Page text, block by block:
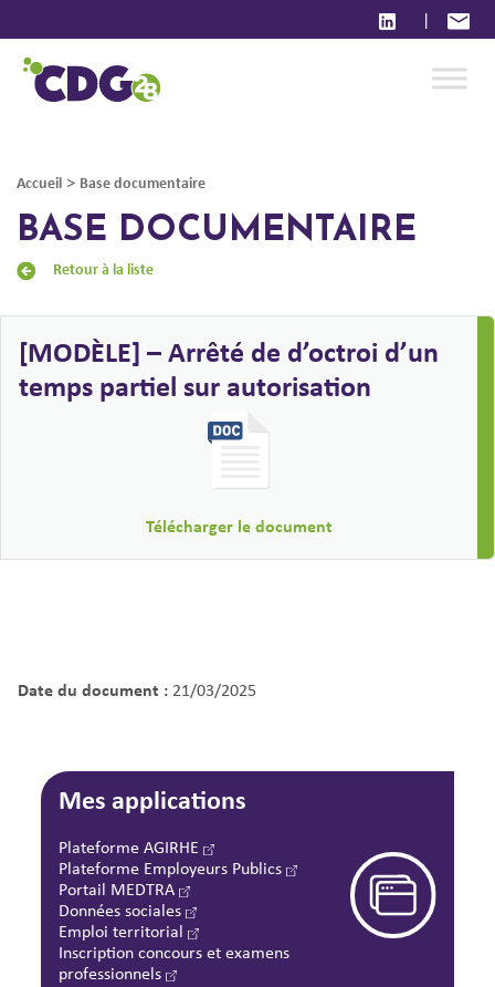
|
Accueil > Base documentaire
BASE DOCUMENTAIRE
Retour à la liste
[MODÈLE] – Arrêté de d’octroi d’un
temps partiel sur autorisation
Télécharger le document
Date du document : 21/03/2025
Mes applications
Plateforme AGIRHE
Plateforme Employeurs Publics
Portail MEDTRA
Données sociales
Emploi territorial
Inscription concours et examens
professionnels